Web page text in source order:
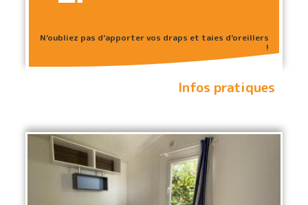
N'oubliez pas d'apporter vos draps et taies d'oreillers
!
Infos pratiques